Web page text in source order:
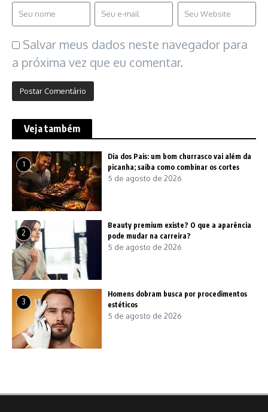
Salvar meus dados neste navegador para
a próxima vez que eu comentar.
Veja também
1
Dia dos Pais: um bom churrasco vai além da
picanha; saiba como combinar os cortes
5 de agosto de 2026
2
Beauty premium existe? O que a aparência
pode mudar na carreira?
5 de agosto de 2026
3
Homens dobram busca por procedimentos
estéticos
5 de agosto de 2026